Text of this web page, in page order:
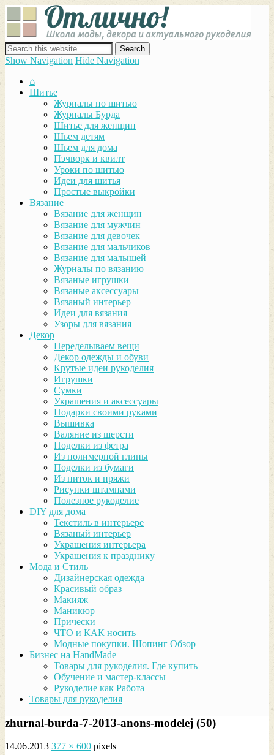
сайт о декоре, дизайне и моде, вязании, шитье и других видах
рукоделия
Show Navigation Hide Navigation
⌂
Шитье
Журналы по шитью
Журналы Бурда
Шитье для женщин
Шьем детям
Шьем для дома
Пэчворк и квилт
Уроки по шитью
Идеи для шитья
Простые выкройки
Вязание
Вязание для женщин
Вязание для мужчин
Вязание для девочек
Вязание для мальчиков
Вязание для малышей
Журналы по вязанию
Вязаные игрушки
Вязаные аксессуары
Вязаный интерьер
Идеи для вязания
Узоры для вязания
Декор
Переделываем вещи
Декор одежды и обуви
Крутые идеи рукоделия
Игрушки
Сумки
Украшения и аксессуары
Подарки своими руками
Вышивка
Валяние из шерсти
Поделки из фетра
Из полимерной глины
Поделки из бумаги
Из ниток и пряжи
Рисунки штампами
Полезное рукоделие
DIY для дома
Текстиль в интерьере
Вязаный интерьер
Украшения интерьера
Украшения к празднику
Мода и Стиль
Дизайнерская одежда
Красивый образ
Макияж
Маникюр
Прически
ЧТО и КАК носить
Модные покупки. Шопинг Обзор
Бизнес на HandMade
Товары для рукоделия. Где купить
Обучение и мастер-классы
Рукоделие как Работа
Товары для рукоделия
zhurnal-burda-7-2013-anons-modelej (50)
14.06.2013 377 × 600 pixels